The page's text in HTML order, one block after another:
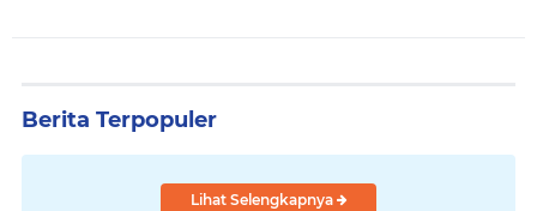
Berita Terpopuler
Lihat Selengkapnya